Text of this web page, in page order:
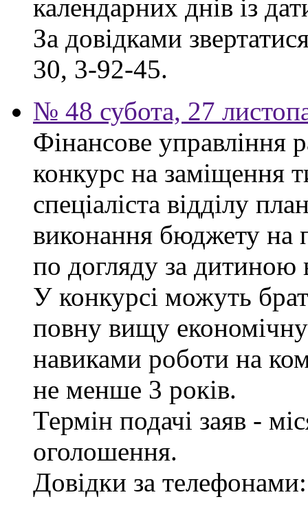
календарних днів із
За довідками
30, 3-92-45.
№ 48 субота, 27
Фінансове управління
конкурс на заміщення
спеціаліста відділу
виконання бюджету на
по догляду за дитиною
У конкурсі можуть
повну вищу економічну
навиками роботи на
не менше 3 років.
Термін подачі заяв -
оголошення.
Довідки за